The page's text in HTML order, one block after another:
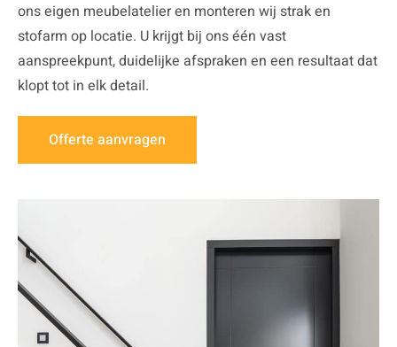
ons eigen meubelatelier en monteren wij strak en
stofarm op locatie. U krijgt bij ons één vast
aanspreekpunt, duidelijke afspraken en een resultaat dat
klopt tot in elk detail.
Offerte aanvragen